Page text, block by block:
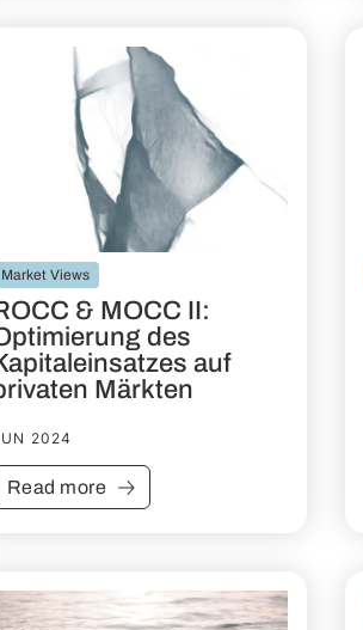
Market Views
& MOCC II:
des
auf
Märkten
2024
Read more